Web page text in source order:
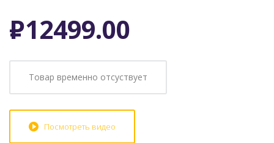
Р12499.00
Товар временно отсуствует
Посмотреть видео